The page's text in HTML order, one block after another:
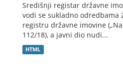
Središnji registar državne
vodi se sukladno odredbama
registru državne imovine
112/18), a javni dio nudi...
HTML